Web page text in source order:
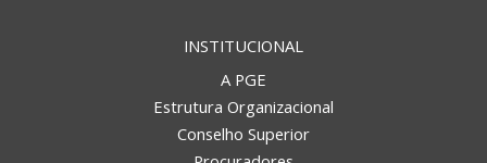
INSTITUCIONAL
A PGE
Estrutura Organizacional
Conselho Superior